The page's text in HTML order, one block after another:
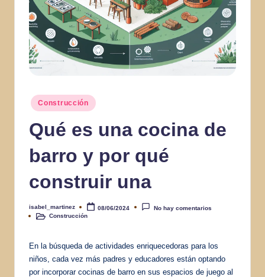
Publicado
en
Construcción
Qué es una cocina de
barro y por qué
construir una
Publicado
por
isabel_martinez 08/06/2024
No hay comentarios
PublicadoConstrucción
En la búsqueda de actividades enriquecedoras para los
niños, cada vez más padres y educadores están optando
por incorporar cocinas de barro en sus espacios de juego al